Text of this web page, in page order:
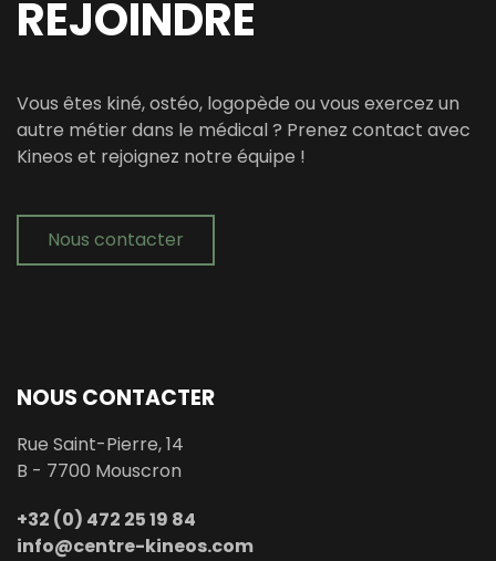
REJOINDRE
Vous êtes kiné, ostéo, logopède ou vous exercez un
autre métier dans le médical ? Prenez contact avec
Kineos et rejoignez notre équipe !
Nous contacter
NOUS CONTACTER
Rue Saint-Pierre, 14
B - 7700 Mouscron
+32 (0) 472 25 19 84
info@centre-kineos.com